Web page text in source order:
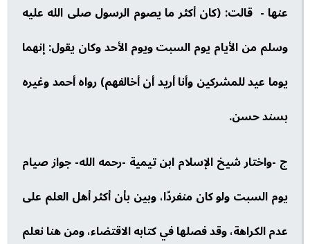
عنها - قالت: (كان أكثر ما يصوم الرسول صلى الله عليه
وسلم من الأيام يوم السبت ويوم الأحد وكان يقول: إنهما
يوما عيد للمشركين وأنا أريد أن أخالفهم) رواه أحمد وغيره
بسند حسن.
ج -واختار شيخ الإسلام ابن تيمية -رحمه الله- جواز صيام
يوم السبت ولو كان منفردًا، وبين بأن أكثر أهل العلم على
عدم الكراهة، وقد فصلها في كتابه الاقتضاء، ومن هنا نعلم